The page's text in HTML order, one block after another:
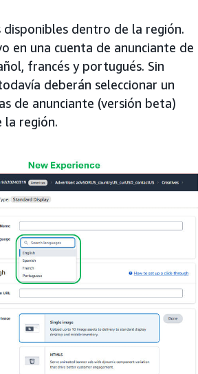
dentro de la región.
en una cuenta de anunciante de
francés y portugués. Sin
deberán seleccionar un
de anunciante (versión beta)
la región.